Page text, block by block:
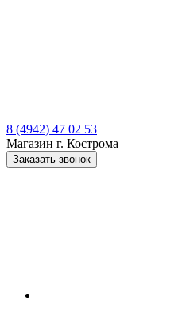
8 (4942) 47 02 53
Магазин г. Кострома
Заказать звонок